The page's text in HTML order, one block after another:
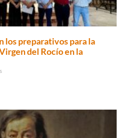
los preparativos para la
del Rocío en la